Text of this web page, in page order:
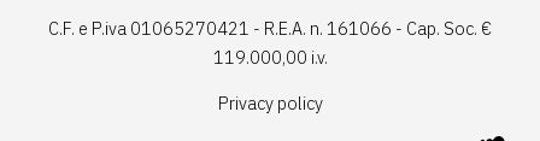
C.F. e P.iva 01065270421 - R.E.A. n. 161066 - Cap. Soc. €
119.000,00 i.v.
Privacy policy